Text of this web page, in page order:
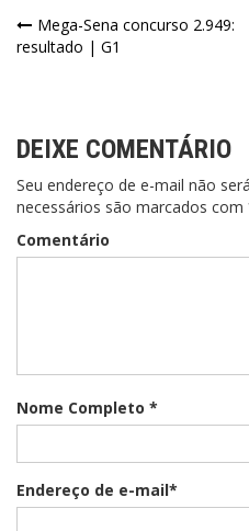
Navegação
Mega-Sena concurso 2.949:
resultado | G1
DEIXE COMENTÁRIO
Seu endereço de e-mail não
necessários são marcados com
Comentário
Nome Completo *
Endereço de e-mail*